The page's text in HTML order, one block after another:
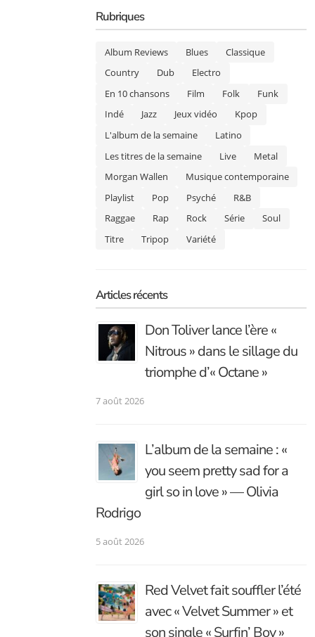
Rubriques
Album Reviews Blues
Classique
Country
Dub
Electro
En 10 chansons
Film Folk
Funk
Indé
Jazz Jeux vidéo
Kpop
L'album de la semaine
Latino
Les titres de la semaine
Live
Metal
Morgan Wallen
Musique contemporaine
Playlist
Pop Psyché
R&B
Raggae
Rap Rock Série
Soul
Titre
Tripop Variété
Articles récents
Don Toliver lance l’ère «
Nitrous » dans le sillage du
triomphe d’« Octane »
7 août 2026
L’album de la semaine : «
you seem pretty sad for a
girl so in love » — Olivia
Rodrigo
5 août 2026
Red Velvet fait souffler l’été
avec « Velvet Summer » et
son single « Surfin’ Boy »